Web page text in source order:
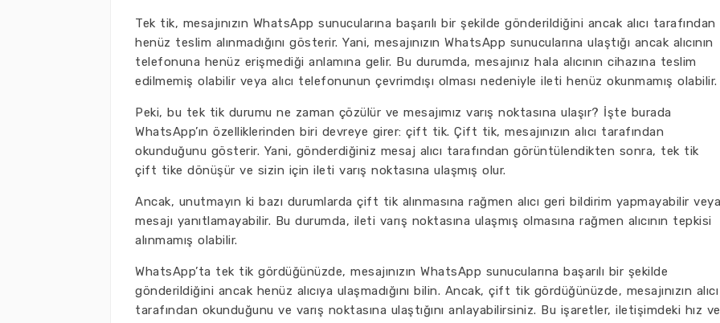
Tek tik, mesajınızın WhatsApp sunucularına başarılı bir şekilde gönderildiğini ancak alıcı tarafından
henüz teslim alınmadığını gösterir. Yani, mesajınızın WhatsApp sunucularına ulaştığı ancak alıcının
telefonuna henüz erişmediği anlamına gelir. Bu durumda, mesajınız hala alıcının cihazına teslim
edilmemiş olabilir veya alıcı telefonunun çevrimdışı olması nedeniyle ileti henüz okunmamış olabilir.
Peki, bu tek tik durumu ne zaman çözülür ve mesajımız varış noktasına ulaşır? İşte burada
WhatsApp’ın özelliklerinden biri devreye girer: çift tik. Çift tik, mesajınızın alıcı tarafından
okunduğunu gösterir. Yani, gönderdiğiniz mesaj alıcı tarafından görüntülendikten sonra, tek tik
çift tike dönüşür ve sizin için ileti varış noktasına ulaşmış olur.
Ancak, unutmayın ki bazı durumlarda çift tik alınmasına rağmen alıcı geri bildirim yapmayabilir veya
mesajı yanıtlamayabilir. Bu durumda, ileti varış noktasına ulaşmış olmasına rağmen alıcının tepkisi
alınmamış olabilir.
WhatsApp’ta tek tik gördüğünüzde, mesajınızın WhatsApp sunucularına başarılı bir şekilde
gönderildiğini ancak henüz alıcıya ulaşmadığını bilin. Ancak, çift tik gördüğünüzde, mesajınızın alıcı
tarafından okunduğunu ve varış noktasına ulaştığını anlayabilirsiniz. Bu işaretler, iletişimdeki hız ve